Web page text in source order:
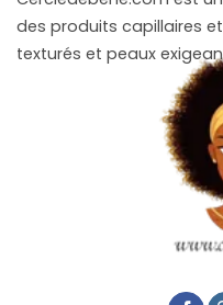
des produits capillaires
texturés et peaux